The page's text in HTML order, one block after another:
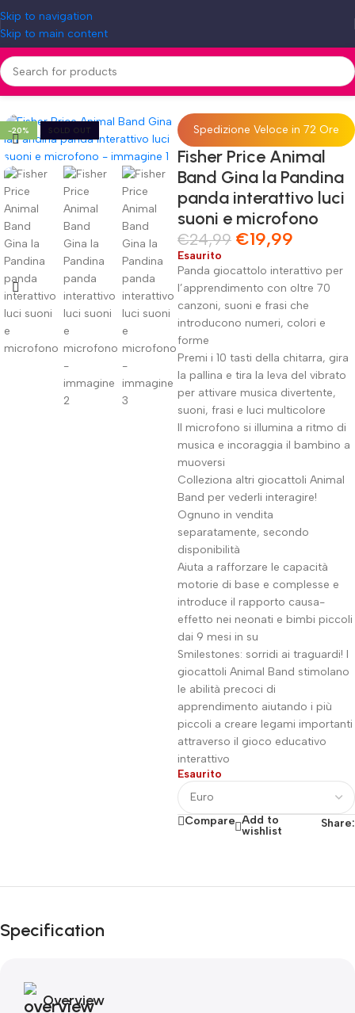
Skip to navigation
Skip to main content
Band Gina la Pandina panda interattivo luci suoni e microfono
-20% SOLD OUT Spedizione Veloce in 72 Ore
Fisher Price Animal
Band Gina la Pandina
panda interattivo luci
suoni e microfono
€24,99 €19,99
Esaurito
Panda giocattolo interattivo per
l’apprendimento con oltre 70
canzoni, suoni e frasi che
introducono numeri, colori e
forme
Premi i 10 tasti della chitarra, gira
la pallina e tira la leva del vibrato
per attivare musica divertente,
suoni, frasi e luci multicolore
Il microfono si illumina a ritmo di
musica e incoraggia il bambino a
muoversi
Colleziona altri giocattoli Animal
Band per vederli interagire!
Ognuno in vendita
separatamente, secondo
disponibilità
Aiuta a rafforzare le capacità
motorie di base e complesse e
introduce il rapporto causa-
effetto nei neonati e bimbi piccoli
dai 9 mesi in su
Smilestones: sorridi ai traguardi! I
giocattoli Animal Band stimolano
le abilità precoci di
apprendimento aiutando i più
piccoli a creare legami importanti
attraverso il gioco educativo
interattivo
Esaurito
Compare Add to
wishlist
Share:
Black Friday di
Specification
Overview